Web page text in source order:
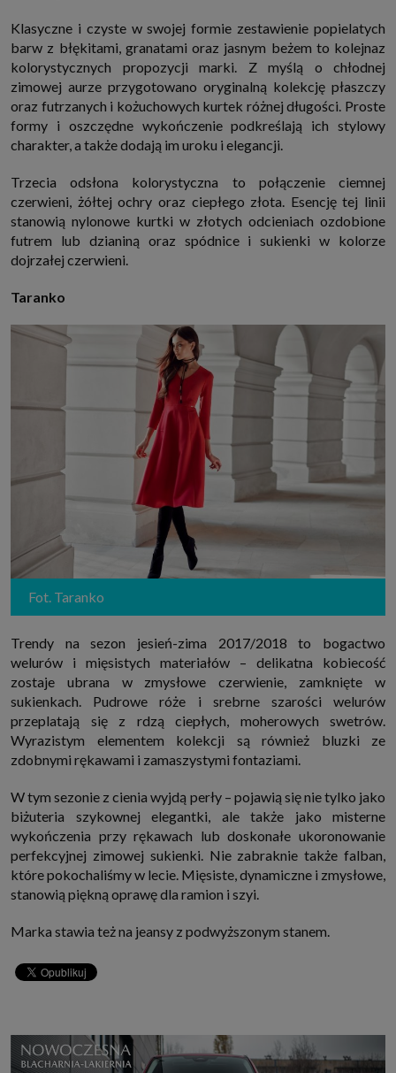
Klasyczne i czyste w swojej formie zestawienie popielatych
barw z błękitami, granatami oraz jasnym beżem to kolejnaz
kolorystycznych propozycji marki. Z myślą o chłodnej
zimowej aurze przygotowano oryginalną kolekcję płaszczy
oraz futrzanych i kożuchowych kurtek różnej długości. Proste
formy i oszczędne wykończenie podkreślają ich stylowy
charakter, a także dodają im uroku i elegancji.
Trzecia odsłona kolorystyczna to połączenie ciemnej
czerwieni, żółtej ochry oraz ciepłego złota. Esencję tej linii
stanowią nylonowe kurtki w złotych odcieniach ozdobione
futrem lub dzianiną oraz spódnice i sukienki w kolorze
dojrzałej czerwieni.
Taranko
Fot. Taranko
Trendy na sezon jesień-zima 2017/2018 to bogactwo
welurów i mięsistych materiałów – delikatna kobiecość
zostaje ubrana w zmysłowe czerwienie, zamknięte w
sukienkach. Pudrowe róże i srebrne szarości welurów
przeplatają się z rdzą ciepłych, moherowych swetrów.
Wyrazistym elementem kolekcji są również bluzki ze
zdobnymi rękawami i zamaszystymi fontaziami.
W tym sezonie z cienia wyjdą perły – pojawią się nie tylko jako
biżuteria szykownej elegantki, ale także jako misterne
wykończenia przy rękawach lub doskonałe ukoronowanie
perfekcyjnej zimowej sukienki. Nie zabraknie także falban,
które pokochaliśmy w lecie. Mięsiste, dynamiczne i zmysłowe,
stanowią piękną oprawę dla ramion i szyi.
Marka stawia też na jeansy z podwyższonym stanem.